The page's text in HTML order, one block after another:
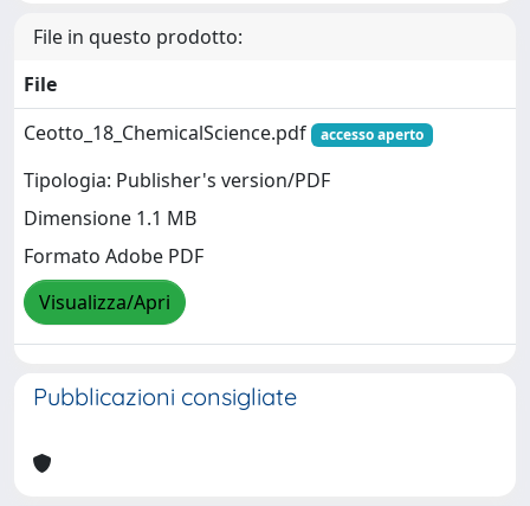
File in questo prodotto:
File
Ceotto_18_ChemicalScience.pdf
accesso aperto
Tipologia: Publisher's version/PDF
Dimensione 1.1 MB
Formato Adobe PDF
Visualizza/Apri
Pubblicazioni consigliate